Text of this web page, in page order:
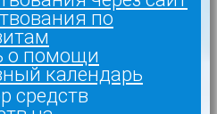
по
о помощи
календарь
средств